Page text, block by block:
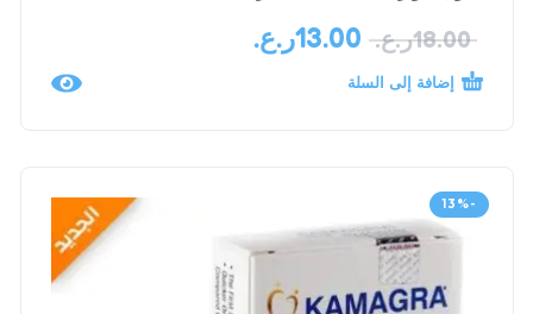
18.00ر.ع. 13.00ر.ع.
إضافة إلى السلة
-13%